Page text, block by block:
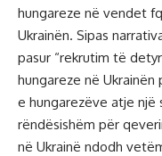
hungareze në vendet
Ukrainën. Sipas
pasur “rekrutim të
hungareze në
e hungarezëve atje
rëndësishëm për
në Ukrainë ndodh